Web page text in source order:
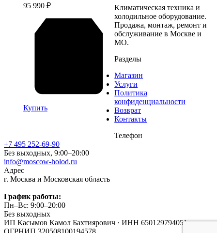
95 990 ₽
Купить
Климатическая техника и
холодильное оборудование.
Продажа, монтаж, ремонт и
обслуживание в Москве и
МО.
Разделы
Магазин
Услуги
Политика
конфиденциальности
Возврат
Контакты
Телефон
+7 495 252-69-90
Без выходных, 9:00–20:00
info@moscow-holod.ru
Адрес
г. Москва и Московская область
График работы:
Пн–Вс: 9:00–20:00
Без выходных
ИП Касымов Камол Бахтиярович · ИНН 650129794051 ·
ОГРНИП 320508100194578